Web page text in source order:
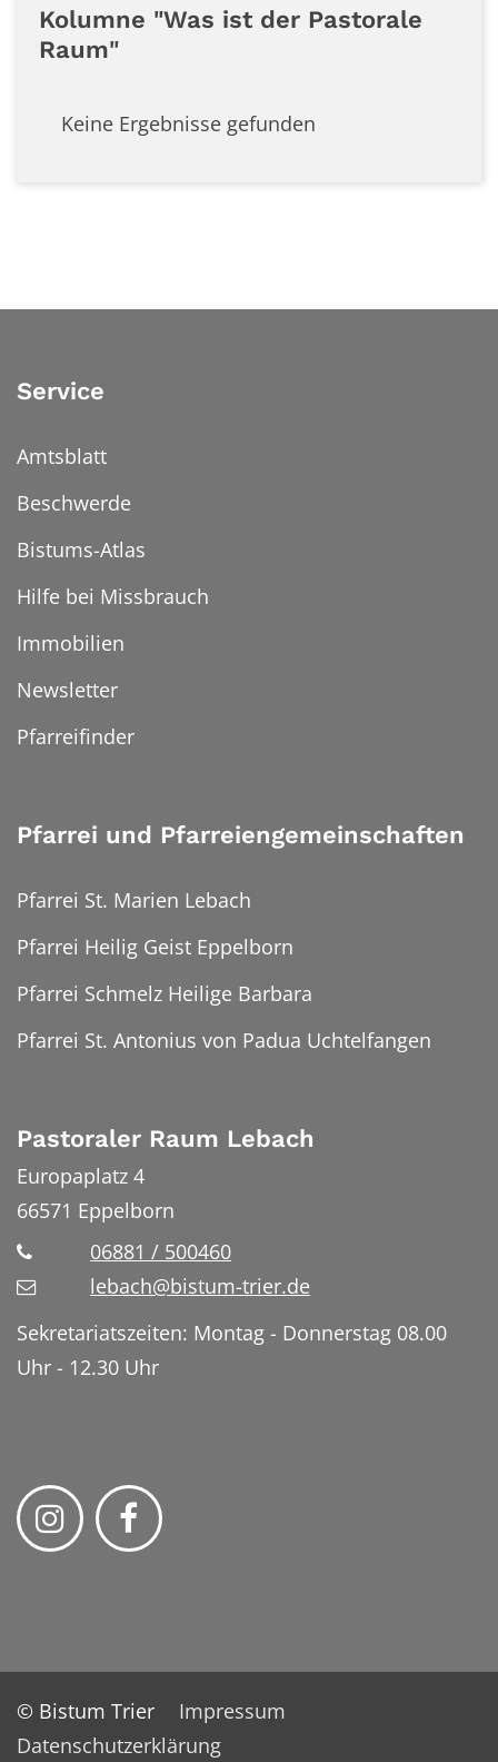
Kolumne "Was ist der Pastorale
Raum"
Keine Ergebnisse gefunden
Service
Amtsblatt
Beschwerde
Bistums-Atlas
Hilfe bei Missbrauch
Immobilien
Newsletter
Pfarreifinder
Pfarrei und Pfarreiengemeinschaften
Pfarrei St. Marien Lebach
Pfarrei Heilig Geist Eppelborn
Pfarrei Schmelz Heilige Barbara
Pfarrei St. Antonius von Padua Uchtelfangen
Pastoraler Raum Lebach
Europaplatz 4
66571 Eppelborn
06881 / 500460
lebach@bistum-trier.de
Sekretariatszeiten: Montag - Donnerstag 08.00
Uhr - 12.30 Uhr
© Bistum Trier
Impressum
Datenschutzerklärung